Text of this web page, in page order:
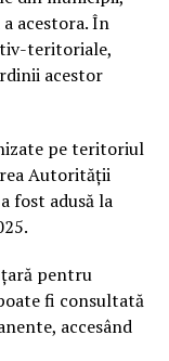
acestora. În
teritoriale,
acestor
pe teritoriul
Autorității
fost adusă la
pentru
fi consultată
accesând